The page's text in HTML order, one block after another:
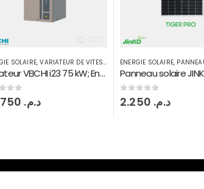
SOLAIRE,PANNEAU SOLAIRE,POMPAGE SOLAIRE
Panneau solaire JINKO SOLAR MAROC 545 W Monoperc half Tiger pro
5 د.م.2.250
ENERGIE SOLAIRE,
0sur 5 د.م.15.500